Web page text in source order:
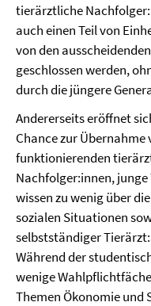
tierärztliche
auch einen Teil von
von den
geschlossen werden,
durch die jüngere
Andererseits eröffnet
Chance zur
funktionierenden
Nachfolger:innen,
wissen zu wenig über
sozialen Situationen
selbstständiger
Während der
wenige
Themen Ökonomie